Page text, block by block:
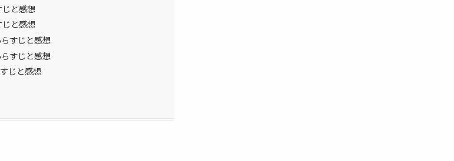
と感想
と感想
すじと感想
すじと感想
じと感想